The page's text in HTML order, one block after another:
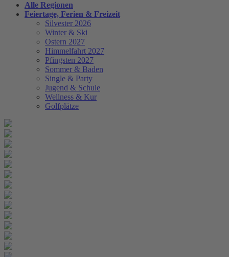
Alle Regionen
Feiertage, Ferien & Freizeit
Silvester 2026
Winter & Ski
Ostern 2027
Himmelfahrt 2027
Pfingsten 2027
Sommer & Baden
Single & Party
Jugend & Schule
Wellness & Kur
Golfplätze